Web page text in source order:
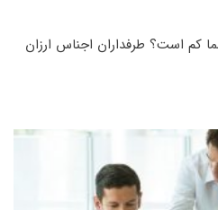
کم است؟ طرفداران اجناس ارزان